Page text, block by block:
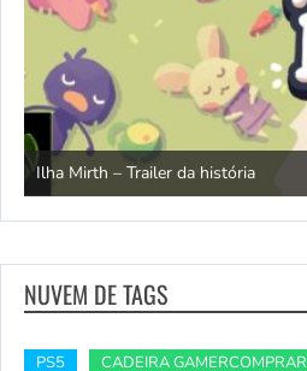
Ilha Mirth – Trailer da história
NUVEM DE TAGS
PS5 CADEIRA GAMERCOMPRAR